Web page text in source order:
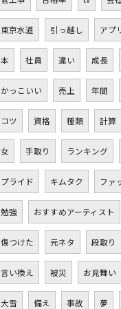
東京水道 引っ越し アプ
本 社員 違い 成長
かっこいい 売上 年間
コツ 資格 種類 計算
女 手取り ランキング
プライド キムタク ファ
勉強 おすすめアーティスト
傷つけた 元ネタ 段取り
言い換え 被災 お見舞い
大雪 備え 事故 夢